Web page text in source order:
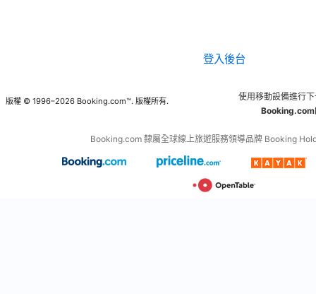
登入後台
版權 © 1996–2026 Booking.com™. 版權所有.
使用移動設備進行
Booking.com
Booking.com 隸屬全球線上旅遊服務領導品牌 Booking